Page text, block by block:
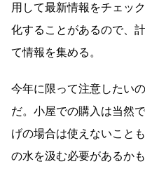
用して最新情報をチェッ
化することがあるので、
て情報を集める。
今年に限って注意したい
だ。小屋での購入は当然
げの場合は使えないこと
の水を汲む必要があるか